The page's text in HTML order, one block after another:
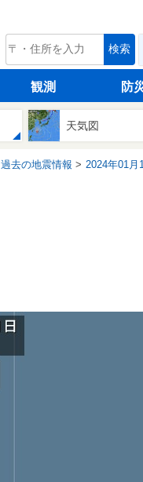
tenki.jp 検索
観測 防
天気図
過去の地震情報 2024年01月